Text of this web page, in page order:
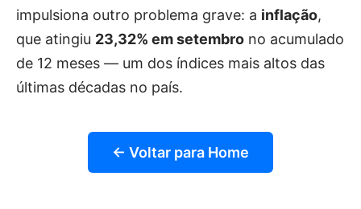
impulsiona outro problema grave: a inflação,
que atingiu 23,32% em setembro no acumulado
de 12 meses — um dos índices mais altos das
últimas décadas no país.
← Voltar para Home